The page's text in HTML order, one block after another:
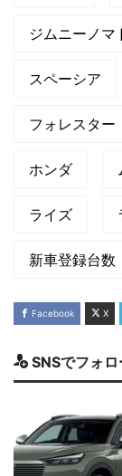
ジムニーノマ
スペーシア
フォレスター
ホンダ
ライズ
新車登録台数
Facebook X
SNSでフォロ